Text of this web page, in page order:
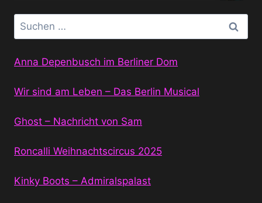
Suchen
nach:
Anna Depenbusch im Berliner Dom
Wir sind am Leben – Das Berlin Musical
Ghost – Nachricht von Sam
Roncalli Weihnachtscircus 2025
Kinky Boots – Admiralspalast